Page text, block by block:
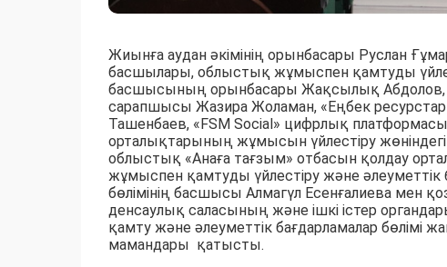
Жиынға аудан әкімінің орынбасары Руслан
басшылары, облыстық жұмыспен қамтуды
басшысының орынбасары Жақсылық Абдолов,
сарапшысы Жазира Жоламан, «Еңбек
Ташенбаев, «FSM Social» цифрлық
орталықтарының жұмысын үйлестіру
облыстық «Анаға тағзым» отбасын қолдау
жұмыспен қамтуды үйлестіру және
бөлімінің басшысы Алмагүл Есенғалиева мен
денсаулық саласының және ішкі істер
қамту және әлеуметтік бағдарламалар
мамандары қатысты.